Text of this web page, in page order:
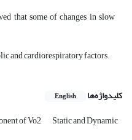
that some of changes in slow
and cardiorespiratory factors.
کلیدواژه‌ها English
of Vo2 Static and Dynamic